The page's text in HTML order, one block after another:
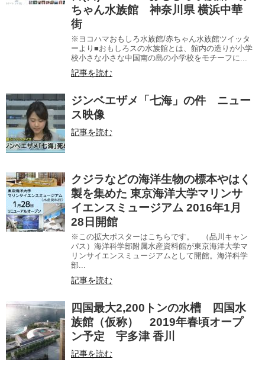
ちゃん水族館 神奈川県 横浜中華
街
※ヨコハマおもしろ水族館/赤ちゃん水族館ツイッタ
ーより■おもしろスの水族館とは、館内の造りが小学
校小さな小さな中国南の島の小学校をモチーフに...
記事を読む
ジンベエザメ「七海」の件 ニュー
ス映像
記事を読む
クジラなどの海洋生物の標本やはく
製を集めた 東京海洋大学マリンサ
イエンスミュージアム 2016年1月
28日開館
※この拡大ポスターはこちらです。 （品川キャン
パス）海洋科学部附属水産資料館が東京海洋大学マ
リンサイエンスミュージアムとして開館。海洋科学
部...
記事を読む
四国最大2,200トンの水槽 四国水
族館（仮称） 2019年春頃オープ
ン予定 宇多津 香川
記事を読む